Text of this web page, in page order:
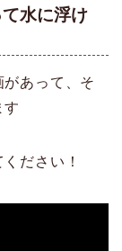
水に浮け
あって、そ
す
ださい！